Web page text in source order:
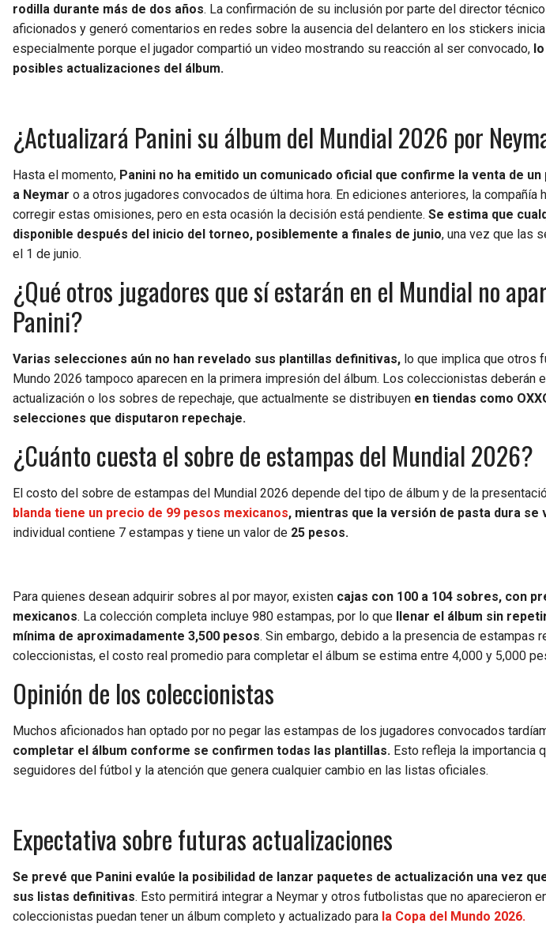
rodilla durante más de dos años. La confirmación de su inclusión por parte del director
aficionados y generó comentarios en redes sobre la ausencia del delantero en los stickers
especialmente porque el jugador compartió un video mostrando su reacción al ser convocado,
posibles actualizaciones del álbum.
¿Actualizará Panini su álbum del Mundial 2026 por
Hasta el momento, Panini no ha emitido un comunicado oficial que confirme la venta de
a Neymar o a otros jugadores convocados de última hora. En ediciones anteriores, la
corregir estas omisiones, pero en esta ocasión la decisión está pendiente. Se estima que
disponible después del inicio del torneo, posiblemente a finales de junio, una vez que las
el 1 de junio.
¿Qué otros jugadores que sí estarán en el Mundial no
Panini?
Varias selecciones aún no han revelado sus plantillas definitivas, lo que implica que otros
Mundo 2026 tampoco aparecen en la primera impresión del álbum. Los coleccionistas deberán
actualización o los sobres de repechaje, que actualmente se distribuyen en tiendas como
selecciones que disputaron repechaje.
¿Cuánto cuesta el sobre de estampas del Mundial 2026?
El costo del sobre de estampas del Mundial 2026 depende del tipo de álbum y de la
blanda tiene un precio de 99 pesos mexicanos, mientras que la versión de pasta dura se
individual contiene 7 estampas y tiene un valor de 25 pesos.
Para quienes desean adquirir sobres al por mayor, existen cajas con 100 a 104 sobres, con
mexicanos. La colección completa incluye 980 estampas, por lo que llenar el álbum sin
mínima de aproximadamente 3,500 pesos. Sin embargo, debido a la presencia de estampas
coleccionistas, el costo real promedio para completar el álbum se estima entre 4,000 y 5,000
Opinión de los coleccionistas
Muchos aficionados han optado por no pegar las estampas de los jugadores convocados
completar el álbum conforme se confirmen todas las plantillas. Esto refleja la importancia
seguidores del fútbol y la atención que genera cualquier cambio en las listas oficiales.
Expectativa sobre futuras actualizaciones
Se prevé que Panini evalúe la posibilidad de lanzar paquetes de actualización una vez
sus listas definitivas. Esto permitirá integrar a Neymar y otros futbolistas que no aparecieron
coleccionistas puedan tener un álbum completo y actualizado para la Copa del Mundo 2026.